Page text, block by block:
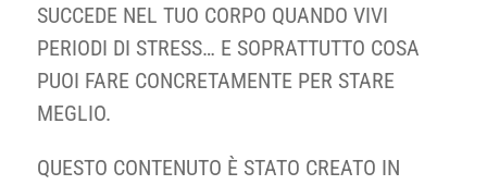
SUCCEDE NEL TUO CORPO QUANDO VIVI
PERIODI DI STRESS… E SOPRATTUTTO COSA
PUOI FARE CONCRETAMENTE PER STARE
MEGLIO.
QUESTO CONTENUTO È STATO CREATO IN